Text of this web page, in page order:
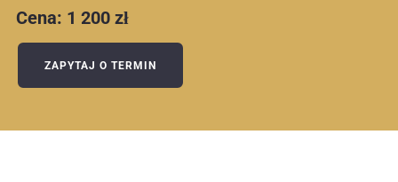
Cena: 1 200 zł
ZAPYTAJ O TERMIN